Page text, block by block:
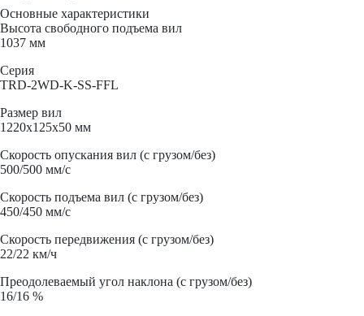
Основные характеристики
Высота свободного подъема вил
1037 мм
Серия
TRD-2WD-K-SS-FFL
Размер вил
1220x125x50 мм
Скорость опускания вил (с грузом/без)
500/500 мм/с
Скорость подъема вил (с грузом/без)
450/450 мм/с
Скорость передвижения (с грузом/без)
22/22 км/ч
Преодолеваемый угол наклона (с грузом/без)
16/16 %